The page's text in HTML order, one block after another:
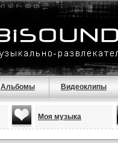
Альбомы Видеоклипы
Моя музыка